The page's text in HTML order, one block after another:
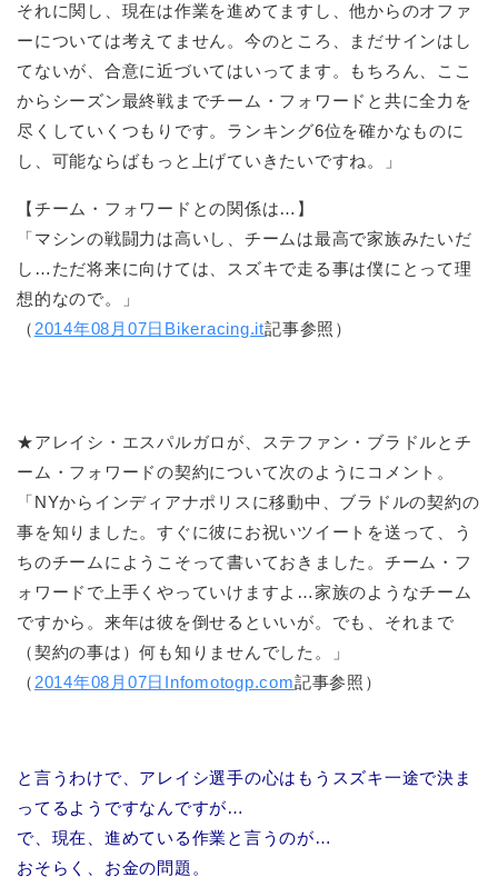
それに関し、現在は作業を進めてますし、他からのオファ
ーについては考えてません。今のところ、まだサインはし
てないが、合意に近づいてはいってます。もちろん、ここ
からシーズン最終戦までチーム・フォワードと共に全力を
尽くしていくつもりです。ランキング6位を確かなものに
し、可能ならばもっと上げていきたいですね。」
【チーム・フォワードとの関係は…】
「マシンの戦闘力は高いし、チームは最高で家族みたいだ
し…ただ将来に向けては、スズキで走る事は僕にとって理
想的なので。」
（ 2014年08月07日Bikeracing.it記事参照）
★アレイシ・エスパルガロが、ステファン・ブラドルとチ
ーム・フォワードの契約について次のようにコメント。
「NYからインディアナポリスに移動中、ブラドルの契約の
事を知りました。すぐに彼にお祝いツイートを送って、う
ちのチームにようこそって書いておきました。チーム・フ
ォワードで上手くやっていけますよ…家族のようなチーム
ですから。来年は彼を倒せるといいが。でも、それまで
（契約の事は）何も知りませんでした。」
（ 2014年08月07日Infomotogp.com記事参照）
と言うわけで、アレイシ選手の心はもうスズキ一途で決ま
ってるようですなんですが…
で、現在、進めている作業と言うのが…
おそらく、お金の問題。